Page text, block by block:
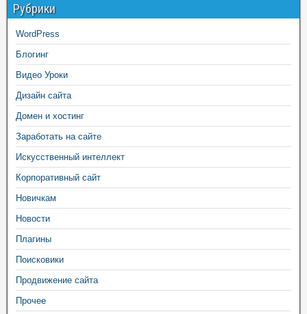
Рубрики
WordPress
Блогинг
Видео Уроки
Дизайн сайта
Домен и хостинг
Заработать на сайте
Искусственный интеллект
Корпоративный сайт
Новичкам
Новости
Плагины
Поисковики
Продвижение сайта
Прочее